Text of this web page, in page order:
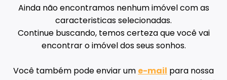
Ainda não encontramos nenhum imóvel com as
caracteristicas selecionadas.
Continue buscando, temos certeza que você vai
encontrar o imóvel dos seus sonhos.
Você também pode enviar um e-mail para nossa